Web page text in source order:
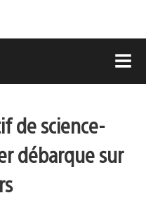
de science-
débarque sur